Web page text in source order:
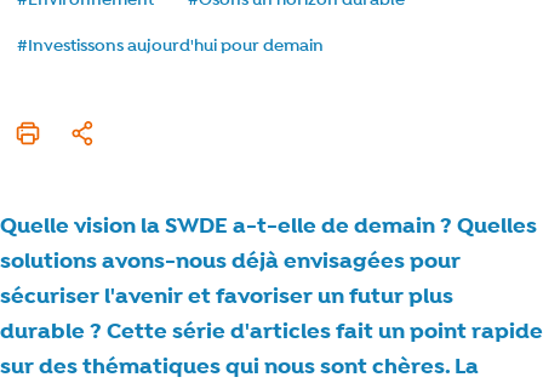
#Investissons aujourd'hui pour demain
Imprimer cet article
Partager
Quelle vision la SWDE a-t-elle de demain ? Quelles
solutions avons-nous déjà envisagées pour
sécuriser l'avenir et favoriser un futur plus
durable ? Cette série d'articles fait un point rapide
sur des thématiques qui nous sont chères. La